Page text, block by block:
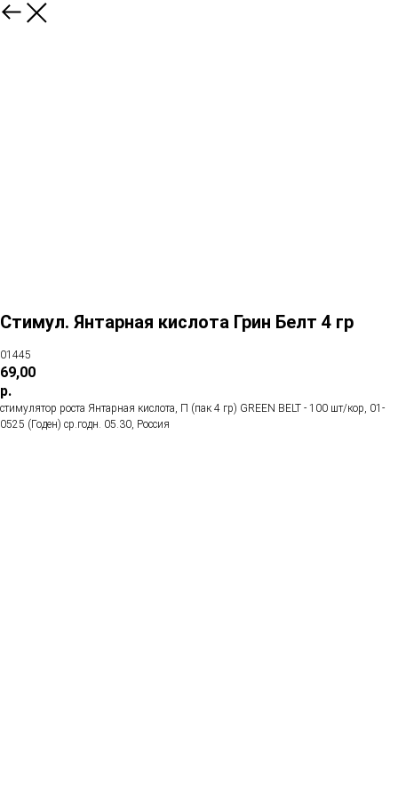
Стимул. Янтарная кислота Грин Белт 4 гр
01445
69,00
р.
стимулятор роста Янтарная кислота, П (пак 4 гр) GREEN BELT - 100 шт/кор, 01-
0525 (Годен) ср.годн. 05.30, Россия